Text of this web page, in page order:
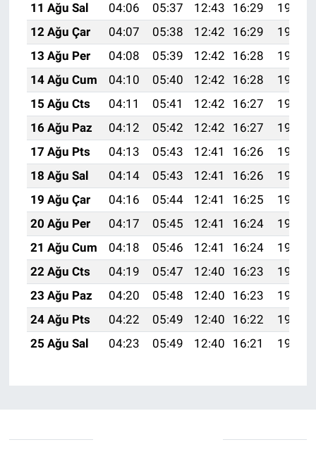
11 Ağu Sal
04:06 05:37 12:43 16:29
19:38
12 Ağu Çar
04:07 05:38 12:42 16:29
19:37
13 Ağu Per
04:08 05:39 12:42 16:28
19:35
14 Ağu Cum
04:10 05:40 12:42 16:28
19:34
15 Ağu Cts
04:11 05:41 12:42 16:27
19:33
16 Ağu Paz
04:12 05:42 12:42 16:27
19:32
17 Ağu Pts
04:13 05:43 12:41 16:26
19:30
18 Ağu Sal
04:14 05:43 12:41 16:26
19:29
19 Ağu Çar
04:16 05:44 12:41 16:25
19:28
20 Ağu Per
04:17 05:45 12:41 16:24
19:27
21 Ağu Cum
04:18 05:46 12:41 16:24
19:25
22 Ağu Cts
04:19 05:47 12:40 16:23
19:24
23 Ağu Paz
04:20 05:48 12:40 16:23
19:22
24 Ağu Pts
04:22 05:49 12:40 16:22
19:21
25 Ağu Sal
04:23 05:49 12:40 16:21 19:20